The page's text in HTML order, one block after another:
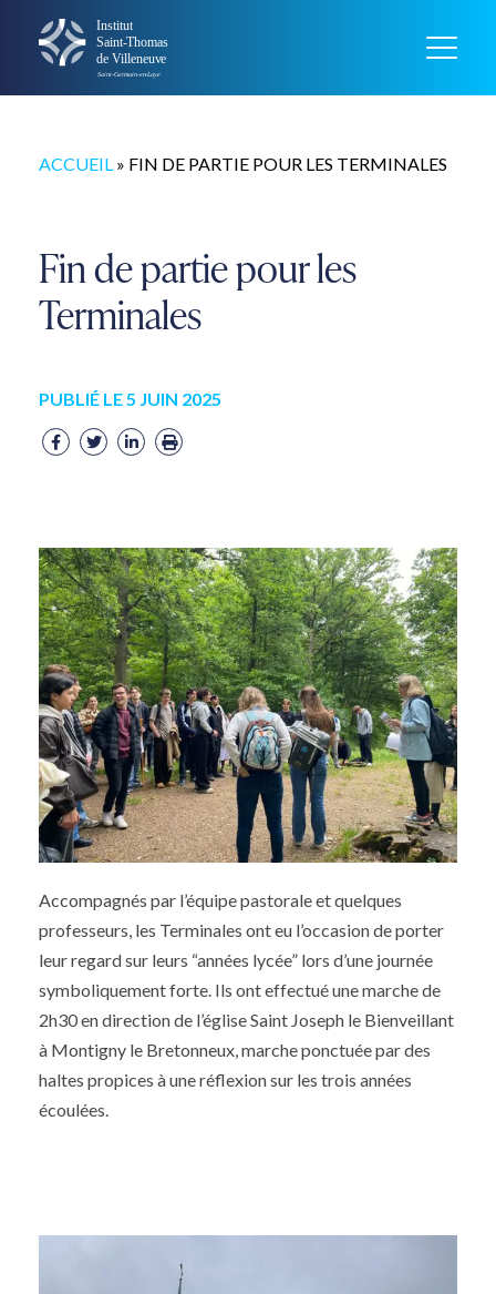
ACCUEIL » FIN DE PARTIE POUR LES TERMINALES
Fin de partie pour les
Terminales
PUBLIÉ LE 5 JUIN 2025
Accompagnés par l’équipe pastorale et quelques
professeurs, les Terminales ont eu l’occasion de porter
leur regard sur leurs “années lycée” lors d’une journée
symboliquement forte. Ils ont effectué une marche de
2h30 en direction de l’église Saint Joseph le Bienveillant
à Montigny le Bretonneux, marche ponctuée par des
haltes propices à une réflexion sur les trois années
écoulées.